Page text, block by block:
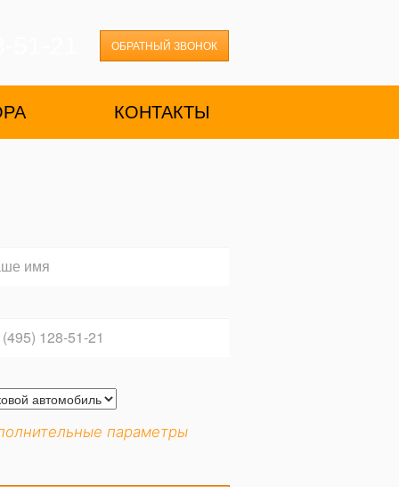
ОБРАТНЫЙ ЗВОНОК
КОНТАКТЫ
параметры